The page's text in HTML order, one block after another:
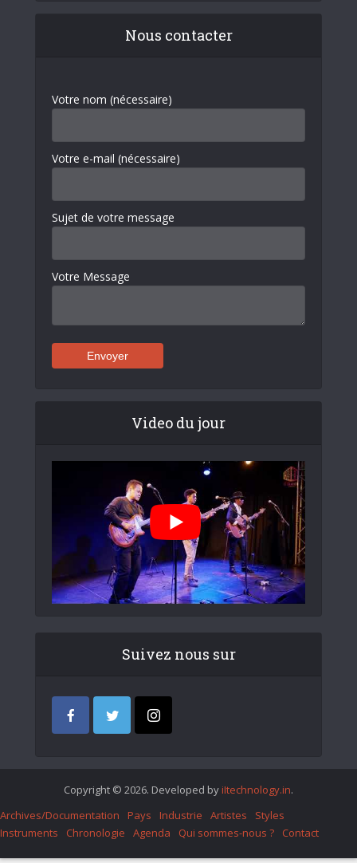
Nous contacter
Votre nom (nécessaire)
Votre e-mail (nécessaire)
Sujet de votre message
Votre Message
Video du jour
Suivez nous sur
Copyright © 2026. Developed by iItechnology.in.
Archives/Documentation
Pays Industrie Artistes
Styles
Instruments
Chronologie Agenda Qui sommes-nous ? Contact